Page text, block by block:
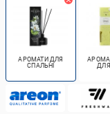
АРОМАТИ ДЛЯ
СПАЛЬНІ